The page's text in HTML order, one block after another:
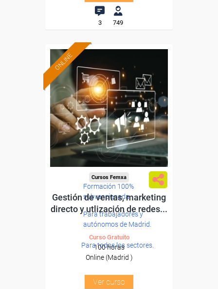
3 749
ONLINE
Formación 100%
subvencionada.
Para trabajadores y
autónomos de Madrid.
Para todos los sectores.
Cursos Femxa
Gestión de ventas, marketing
directo y utlización de redes...
Curso Gratuito
100 horas
Online (Madrid )
Ver curso